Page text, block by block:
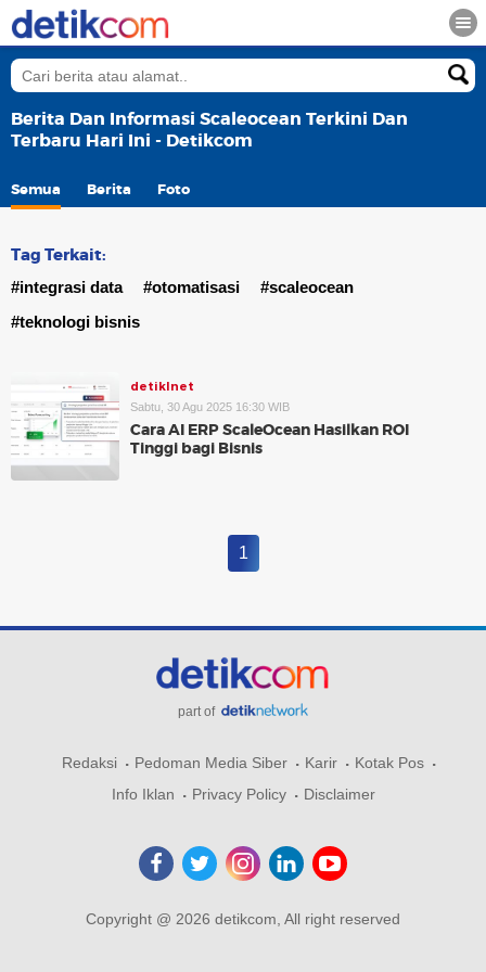
Berita Dan Informasi Scaleocean Terkini Dan
Terbaru Hari Ini - Detikcom
Semua Berita Foto
Tag Terkait:
#integrasi data #otomatisasi
#scaleocean
#teknologi bisnis
detikInet
Sabtu, 30 Agu 2025 16:30 WIB
Cara AI ERP ScaleOcean Hasilkan ROI
Tinggi bagi Bisnis
1
part of
Redaksi Pedoman Media Siber Karir
Kotak Pos
Info Iklan
Privacy Policy Disclaimer
Copyright @ 2026 detikcom, All right reserved